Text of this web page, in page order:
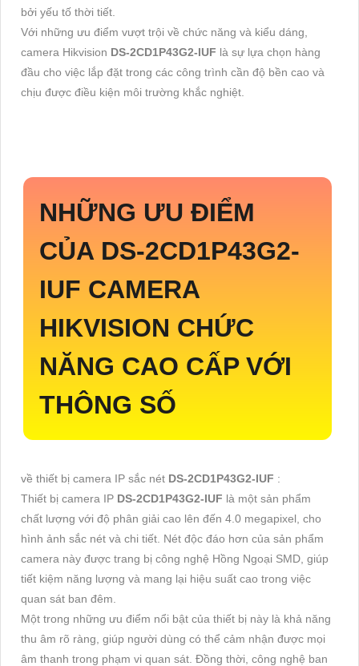
bởi yếu tố thời tiết.
Với những ưu điểm vượt trội về chức năng và kiểu dáng,
camera Hikvision DS-2CD1P43G2-IUF là sự lựa chọn hàng
đầu cho việc lắp đặt trong các công trình cần độ bền cao và
chịu được điều kiện môi trường khắc nghiệt.
NHỮNG ƯU ĐIỂM
CỦA DS-2CD1P43G2-
IUF CAMERA
HIKVISION CHỨC
NĂNG CAO CẤP VỚI
THÔNG SỐ
về thiết bị camera IP sắc nét DS-2CD1P43G2-IUF :
Thiết bị camera IP DS-2CD1P43G2-IUF là một sản phẩm
chất lượng với độ phân giải cao lên đến 4.0 megapixel, cho
hình ảnh sắc nét và chi tiết. Nét độc đáo hơn của sản phẩm
camera này được trang bị công nghệ Hồng Ngoại SMD, giúp
tiết kiệm năng lượng và mang lại hiệu suất cao trong việc
quan sát ban đêm.
Một trong những ưu điểm nổi bật của thiết bị này là khả năng
thu âm rõ ràng, giúp người dùng có thể cảm nhận được mọi
âm thanh trong phạm vi quan sát. Đồng thời, công nghệ ban